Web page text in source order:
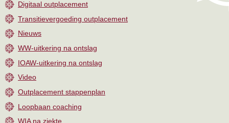
Digitaal outplacement
Transitievergoeding outplacement
Nieuws
WW-uitkering na ontslag
IOAW-uitkering na ontslag
Video
Outplacement stappenplan
Loopbaan coaching
WIA na ziekte